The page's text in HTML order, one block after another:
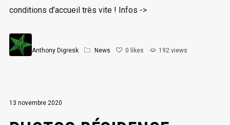
conditions d’accueil très vite ! Infos ->
Anthony Digresk News 0 likes 192 views
13 novembre 2020